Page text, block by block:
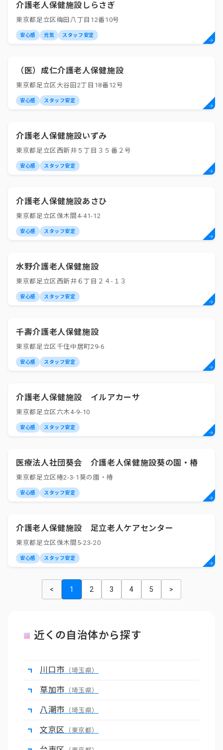
介護老人保健施設しらさぎ
東京都足立区梅田八丁目12番10号
安心感 元気 スタッフ安定
（医）成仁介護老人保健施設
東京都足立区大谷田2丁目18番12号
安心感 スタッフ安定
介護老人保健施設いずみ
東京都足立区西新井５丁目３５番２号
安心感 スタッフ安定
介護老人保健施設あさひ
東京都足立区保木間4-41-12
安心感 スタッフ安定
水野介護老人保健施設
東京都足立区西新井６丁目２４-１３
安心感 スタッフ安定
千壽介護老人保健施設
東京都足立区千住中居町29-6
安心感 スタッフ安定
介護老人保健施設 イルアカーサ
東京都足立区六木4-9-10
安心感 スタッフ安定
医療法人社団葵会 介護老人保健施設葵の園・椿
東京都足立区椿2-3-1葵の園・椿
安心感 スタッフ安定
介護老人保健施設 足立老人ケアセンター
東京都足立区保木間5-23-20
安心感 スタッフ安定
< 1 2 3 4 5 >
近くの自治体から探す
川口市 （埼玉県）
草加市 （埼玉県）
八潮市 （埼玉県）
文京区 （東京都）